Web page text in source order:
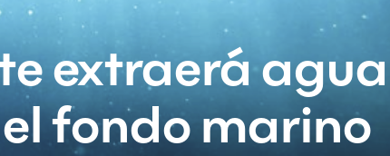
extraerá agua
fondo marino